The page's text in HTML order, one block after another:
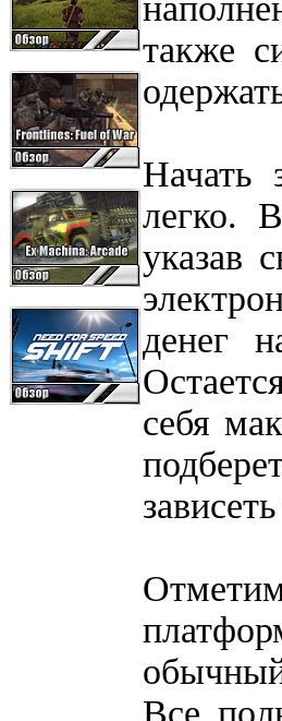
также
Начать
легко.
указав
денег
себя
Все